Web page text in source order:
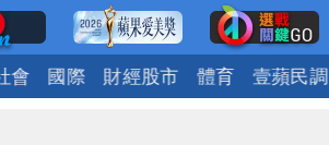
會 國際 財經股市 體育 壹蘋民調